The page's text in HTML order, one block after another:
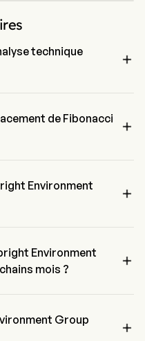
technique

neutres et 2 signaux
de Fibonacci

Environment

Environment
mois ?

Group
